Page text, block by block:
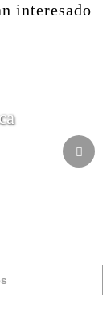
interesado